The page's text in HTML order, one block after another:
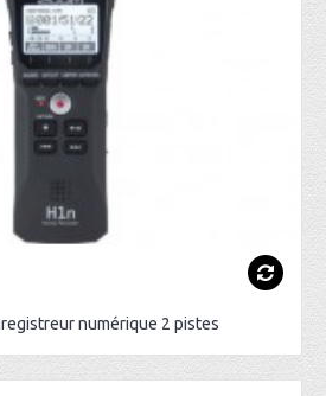
numérique 2 pistes